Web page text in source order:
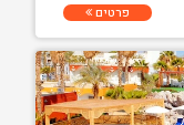
פרטים